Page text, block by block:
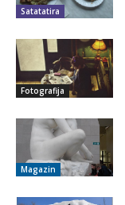
Satatatira
Fotografija
Magazin